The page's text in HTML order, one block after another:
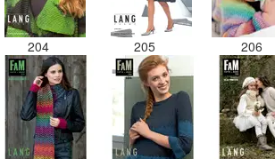
204 205 206